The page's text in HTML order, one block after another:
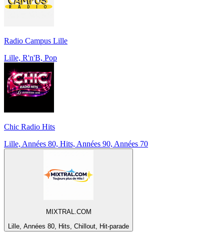
Radio Campus Lille
Lille, R'n'B, Pop
Chic Radio Hits
Lille, Années 80, Hits, Années 90, Années 70
MIXTRAL.COM
Lille, Années 80, Hits, Chillout, Hit-parade